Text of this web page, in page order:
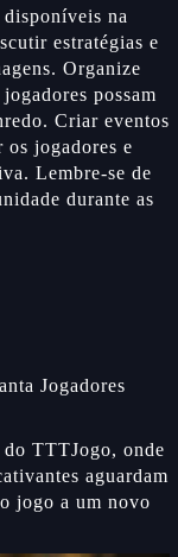
na
estratégias e
Organize
possam
Criar eventos
os jogadores e
Lembre-se de
durante as
Jogadores
TTTJogo, onde
aguardam
jogo a um novo